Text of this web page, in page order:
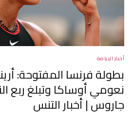
أخبار الرياضة
بطولة فرنسا المفتوحة:
نعومي أوساكا وتبلغ ربع
جاروس | أخبار التنس